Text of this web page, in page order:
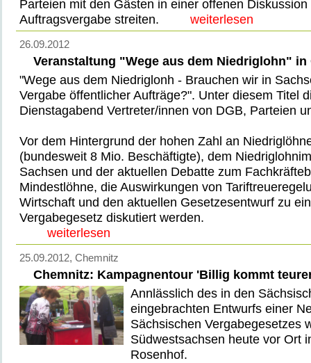
Parteien mit den Gästen in einer offenen
Auftragsvergabe streiten.
weiterlesen
26.09.2012
Veranstaltung "Wege aus dem Niedriglohn" in
"Wege aus dem Niedriglonh - Brauchen wir in
Vergabe öffentlicher Aufträge?". Unter diesem Titel
Dienstagabend Vertreter/innen von DGB, Parteien
Vor dem Hintergrund der hohen Zahl an
(bundesweit 8 Mio. Beschäftigte), dem
Sachsen und der aktuellen Debatte zum
Mindestlöhne, die Auswirkungen von
Wirtschaft und den aktuellen Gesetzesentwurf zu
Vergabegesetz diskutiert werden.
weiterlesen
25.09.2012, Chemnitz
Chemnitz: Kampagnentour 'Billig kommt
Annlässlich des in den
eingebrachten Entwurfs einer
Sächsischen Vergabegesetzes
Südwestsachsen heute vor Ort
Rosenhof.